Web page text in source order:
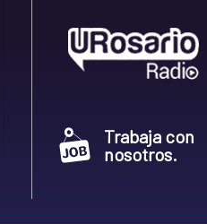
Trabaja con
nosotros.